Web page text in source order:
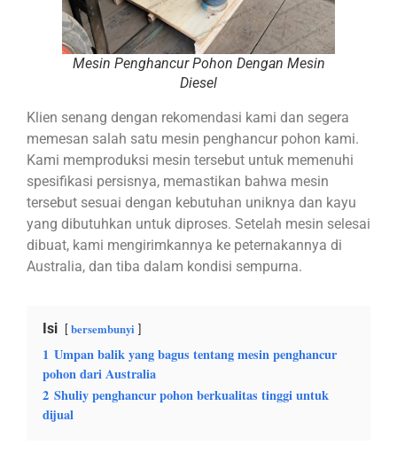
Mesin Penghancur Pohon Dengan Mesin
Diesel
Klien senang dengan rekomendasi kami dan segera
memesan salah satu mesin penghancur pohon kami.
Kami memproduksi mesin tersebut untuk memenuhi
spesifikasi persisnya, memastikan bahwa mesin
tersebut sesuai dengan kebutuhan uniknya dan kayu
yang dibutuhkan untuk diproses. Setelah mesin selesai
dibuat, kami mengirimkannya ke peternakannya di
Australia, dan tiba dalam kondisi sempurna.
Isi bersembunyi
1 Umpan balik yang bagus tentang mesin penghancur
pohon dari Australia
2 Shuliy penghancur pohon berkualitas tinggi untuk
dijual